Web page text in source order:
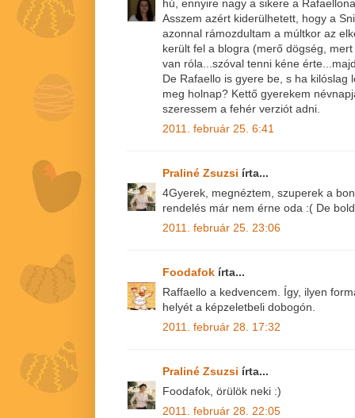
hú, ennyire nagy a sikere a
Asszem azért kiderülhetett, hogy a
azonnal rámozdultam a múltkor az
került fel a blogra (merő dögség,
van róla...szóval tenni kéne
De Rafaello is gyere be, s ha kilóslag
meg holnap? Kettő gyerekem
szeressem a fehér verziót adni.
2011. február 25. 6:41
Praliné Zsuzsi írta...
4Gyerek, megnéztem, szuperek a
rendelés már nem érne oda :( De
2011. február 25. 23:06
Foodafok írta...
Raffaello a kedvencem. Így, ilyen
helyét a képzeletbeli dobogón.
2011. február 28. 17:32
Praliné Zsuzsi írta...
Foodafok, örülök neki :)
2011. február 28. 22:05